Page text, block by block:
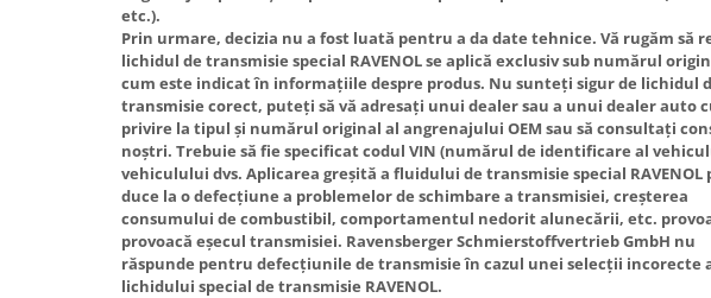
etc.).
Prin urmare, decizia nu a fost luată pentru a da date tehnice. Vă rugăm să
lichidul de transmisie special RAVENOL se aplică exclusiv sub numărul
cum este indicat în informațiile despre produs. Nu sunteți sigur de lichidul
transmisie corect, puteți să vă adresați unui dealer sau a unui dealer auto
privire la tipul și numărul original al angrenajului OEM sau să consultați
noștri. Trebuie să fie specificat codul VIN (numărul de identificare al
vehiculului dvs. Aplicarea greșită a fluidului de transmisie special RAVENOL
duce la o defecțiune a problemelor de schimbare a transmisiei, creșterea
consumului de combustibil, comportamentul nedorit alunecării, etc.
provoacă eșecul transmisiei. Ravensberger Schmierstoffvertrieb GmbH nu
răspunde pentru defecțiunile de transmisie în cazul unei selecții incorecte
lichidului special de transmisie RAVENOL.